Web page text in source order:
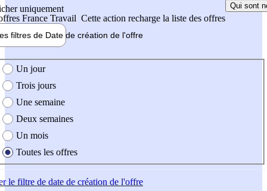
uniquement
France Travail Cette action recharge la liste des offres
Qui sont
filtres de Date de création de l'offre
création de l'offre
Un jour
Trois jours
Une semaine
Deux semaines
Un mois
Toutes les offres
le filtre de date de création de l'offre